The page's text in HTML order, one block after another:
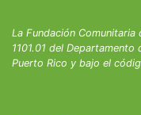
La Fundación
1101.01 del
Puerto Rico y bajo el